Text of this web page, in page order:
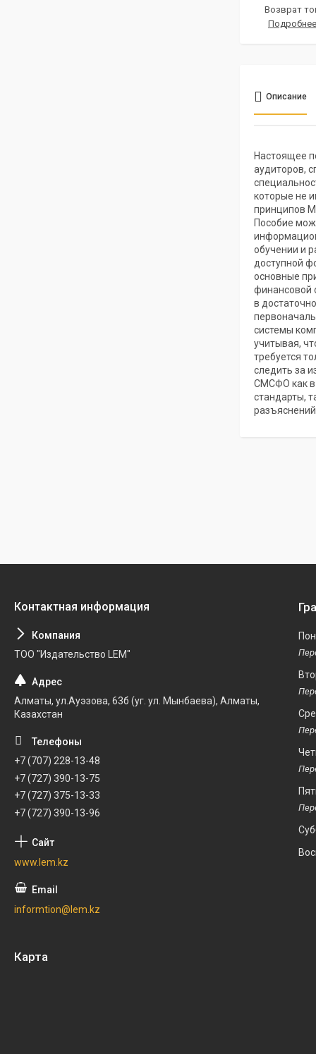
возврат
Подробнее
Описание
Настоящее
аудиторов,
которые не
принципов
Пособие
обучении и
доступной
основные
финансовой
в
системы
учитывая,
требуется
следить за
СМСФО как в
стандарты,
ТОО "Издательство LEM"
Алматы, ул.Ауэзова, 63б (уг. ул. Мынбаева), Алматы,
Казахстан
+7 (707) 228-13-48
+7 (727) 390-13-75
+7 (727) 375-13-33
+7 (727) 390-13-96
www.lem.kz
informtion@lem.kz
Карта